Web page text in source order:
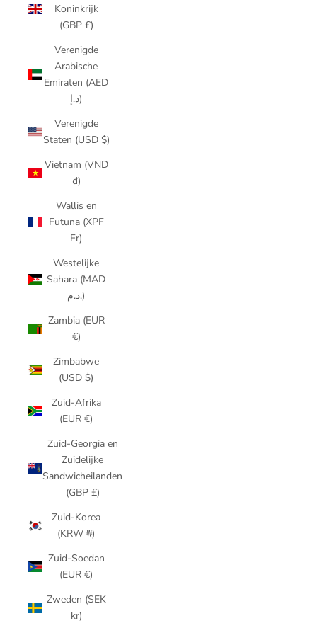
Koninkrijk
(GBP £)
Verenigde
Arabische
Emiraten (AED
د.إ)
Verenigde
Staten (USD $)
Vietnam (VND
₫)
Wallis en
Futuna (XPF
Fr)
Westelijke
Sahara (MAD
د.م.)
Zambia (EUR
€)
Zimbabwe
(USD $)
Zuid-Afrika
(EUR €)
Zuid-Georgia en
Zuidelijke
Sandwicheilanden
(GBP £)
Zuid-Korea
(KRW ₩)
Zuid-Soedan
(EUR €)
Zweden (SEK
kr)